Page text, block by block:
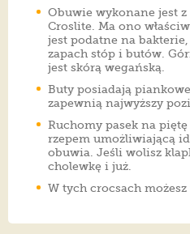
Obuwie wykonane jest
Croslite. Ma ono
jest podatne na
zapach stóp i butów.
jest skórą wegańską.
Buty posiadają
zapewnią najwyższy
Ruchomy pasek na
rzepem umożliwiającą
obuwia. Jeśli wolisz
cholewkę i już.
W tych crocsach możesz